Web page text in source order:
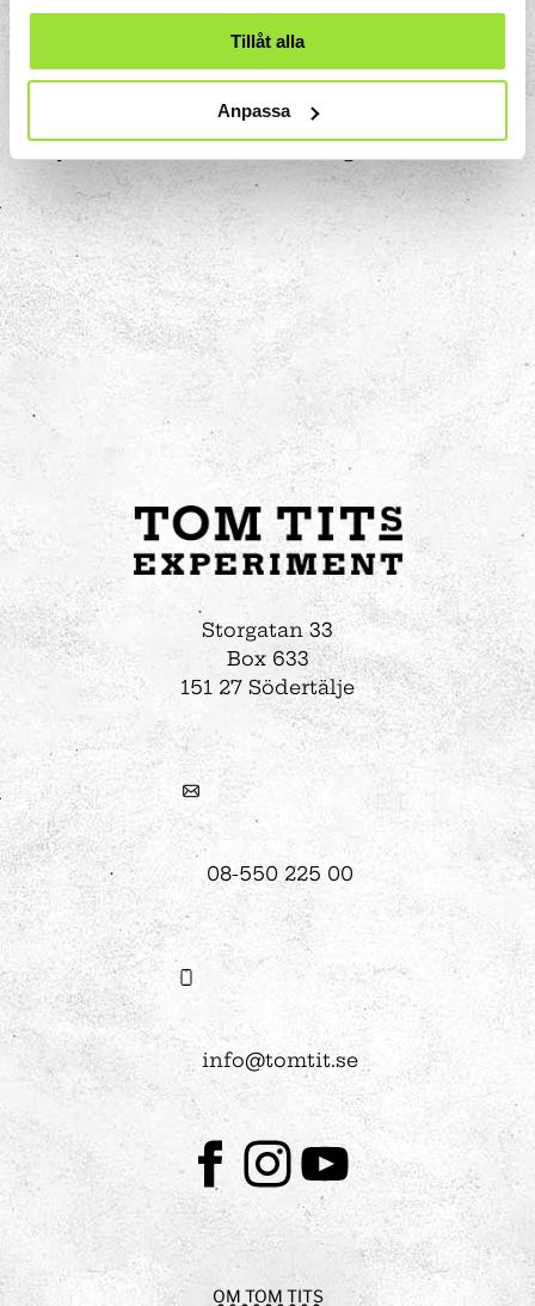
Tillåt alla
Anpassa
ljuset ändras? Försök klura ut hur slingan
är programmerad! Upplev och ha kul med
Storgatan 33
Box 633
151 27 Södertälje
08-550 225 00
info@tomtit.se
FacebookInstagram
Youtube
OM TOM TITS